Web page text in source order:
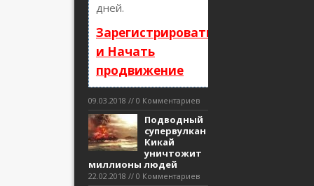
дней.
Зарегистрироваться
и Начать
продвижение
09.03.2018 // 0 Комментариев
Подводный
супервулкан
Кикай
уничтожит
миллионы людей
22.02.2018 // 0 Комментариев